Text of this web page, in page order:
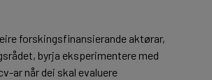
forskingsfinansierande aktørar,
byrja eksperimentere med
ar når dei skal evaluere